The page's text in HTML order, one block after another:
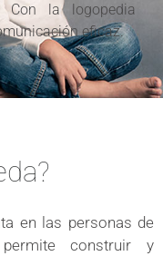
Con la logopedia
eficaz.
en las personas de
construir y